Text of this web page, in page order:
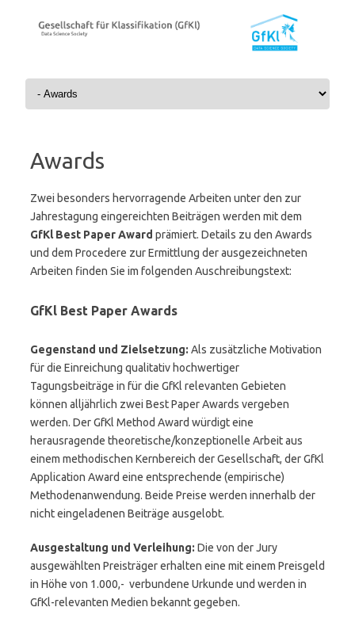
Skip to content
Awards
Zwei besonders hervorragende Arbeiten unter den zur
Jahrestagung eingereichten Beiträgen werden mit dem
GfKl Best Paper Award prämiert. Details zu den Awards
und dem Procedere zur Ermittlung der ausgezeichneten
Arbeiten finden Sie im folgenden Auschreibungstext:
GfKl Best Paper Awards
Gegenstand und Zielsetzung: Als zusätzliche Motivation
für die Einreichung qualitativ hochwertiger
Tagungsbeiträge in für die GfKl relevanten Gebieten
können alljährlich zwei Best Paper Awards vergeben
werden. Der GfKl Method Award würdigt eine
herausragende theoretische/konzeptionelle Arbeit aus
einem methodischen Kernbereich der Gesellschaft, der GfKl
Application Award eine entsprechende (empirische)
Methodenanwendung. Beide Preise werden innerhalb der
nicht eingeladenen Beiträge ausgelobt.
Ausgestaltung und Verleihung: Die von der Jury
ausgewählten Preisträger erhalten eine mit einem Preisgeld
in Höhe von 1.000,-  verbundene Urkunde und werden in
GfKl-relevanten Medien bekannt gegeben.